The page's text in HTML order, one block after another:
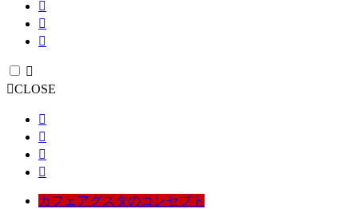
CLOSE
カフェアグスタのコンセプト